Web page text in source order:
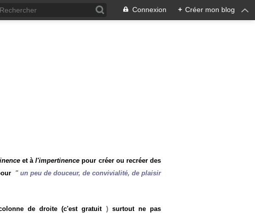
Connexion + Créer mon blog
et àl'impertinence pour créer ou recréer des
"un peu de douceur, de convivialité, de plaisir
de droite (c'est gratuit) surtout ne pas